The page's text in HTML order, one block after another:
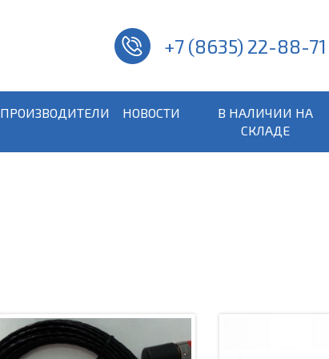
+7 (8635) 22-88-71
ПРОИЗВОДИТЕЛИ НОВОСТИ
В НАЛИЧИИ НА
СКЛАДЕ